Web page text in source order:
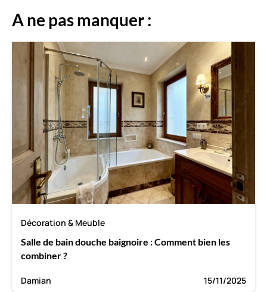
A ne pas manquer :
Décoration & Meuble
Salle de bain douche baignoire : Comment bien les
combiner ?
Damian 15/11/2025